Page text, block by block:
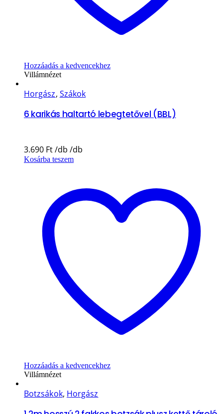
Hozzáadás a kedvencekhez
Villámnézet
Horgász, Szákok
6 karikás haltartó lebegtetővel (BBL)
3.690 Ft
Kosárba teszem
Hozzáadás a kedvencekhez
Villámnézet
Botzsákok, Horgász